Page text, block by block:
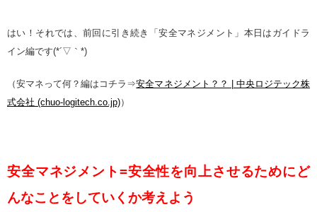
はい！それでは、前回に引き続き「安全マネジメント」本日はガイドラ
イン編です(*´▽｀ *)
（安マネって何？編はコチラ⇒安全マネジメント？？ | 中央ロジテック株
式会社 (chuo-logitech.co.jp)）
安全マネジメント=安全性を向上させるためにど
んなことをしていくか考えよう